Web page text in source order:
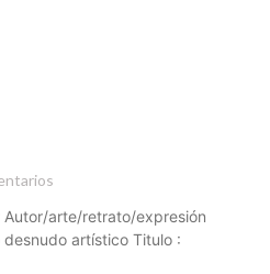
Autor/arte/retrato/expresión
artístico Titulo :